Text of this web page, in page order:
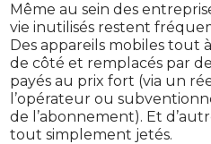
Même au sein des
vie inutilisés restent
Des appareils mobiles tout
de côté et remplacés par
payés au prix fort (via un
l’opérateur ou
de l’abonnement). Et
tout simplement jetés.